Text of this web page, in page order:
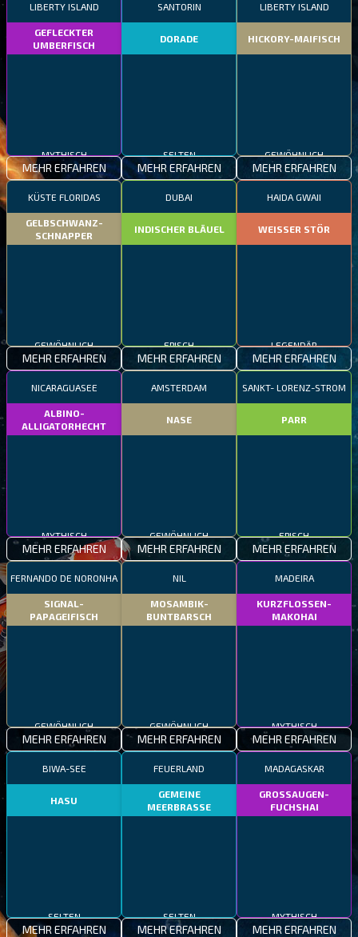
LIBERTY ISLAND
GEFLECKTER
UMBERFISCH
MEHR ERFAHREN
SANTORIN
DORADE
MEHR ERFAHREN
LIBERTY ISLAND
HICKORY-MAIFISCH
MEHR ERFAHREN
KÜSTE FLORIDAS
GELBSCHWANZ-
SCHNAPPER
MEHR ERFAHREN
DUBAI
INDISCHER BLÄUEL
MEHR ERFAHREN
HAIDA GWAII
WEISSER STÖR
MEHR ERFAHREN
NICARAGUASEE
ALBINO-
ALLIGATORHECHT
MEHR ERFAHREN
AMSTERDAM
NASE
MEHR ERFAHREN
SANKT- LORENZ-STROM
PARR
MEHR ERFAHREN
FERNANDO DE NORONHA
SIGNAL-
PAPAGEIFISCH
MEHR ERFAHREN
NIL
MOSAMBIK-
BUNTBARSCH
MEHR ERFAHREN
MADEIRA
KURZFLOSSEN-
MAKOHAI
MEHR ERFAHREN
BIWA-SEE
HASU
MEHR ERFAHREN
FEUERLAND
GEMEINE
MEERBRASSE
MEHR ERFAHREN
MADAGASKAR
GROSSAUGEN-
FUCHSHAI
MEHR ERFAHREN